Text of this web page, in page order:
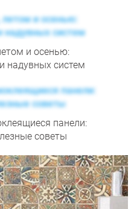
и осенью:
надувных систем
панели:
советы